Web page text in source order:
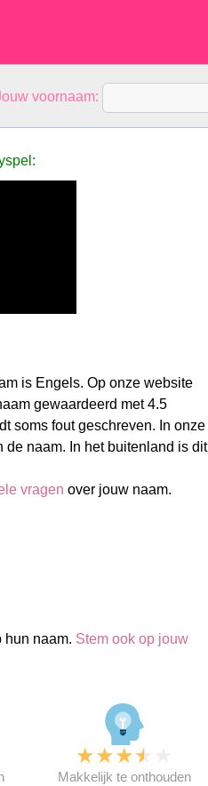
voornaam:
is Engels. Op onze website
gewaardeerd met 4.5
soms fout geschreven. In onze
naam. In het buitenland is dit
vragen over jouw naam.
hun naam. Stem ook op jouw
★★★★
Makkelijk te onthouden